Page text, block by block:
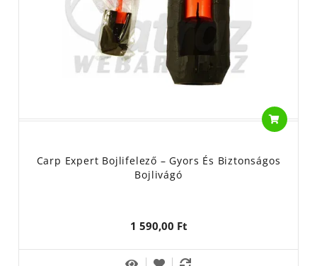
Carp Expert Bojlifelező – Gyors És Biztonságos
Bojlivágó
1 590,00 Ft